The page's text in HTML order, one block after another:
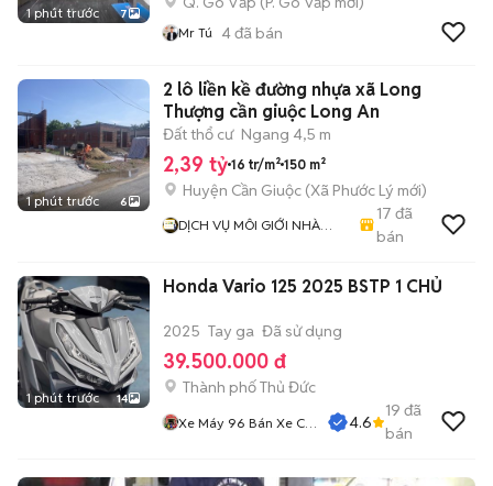
1 phút trước 7
Mr Tú 4đã bán
1 phút trước 6
2 lô liền kề đường nhựa xã Long
Thượng cần giuộc Long An
Đất thổ cư Ngang 4,5 m
2,39 tỷ 16 tr/m² 150 m²
Huyện Cần Giuộc (Xã Phước Lý mới)
DỊCH VỤ MÔI GIỚI NHÀ
17 đã
bán
1 phút trước 14
Honda Vario 125 2025 BSTP 1 CHỦ
2025 Tay ga Đã sử dụng
39.500.000 đ
Thành phố Thủ Đức
Xe Máy 96 Bán Xe Cũ
4.6
19 đã
bán